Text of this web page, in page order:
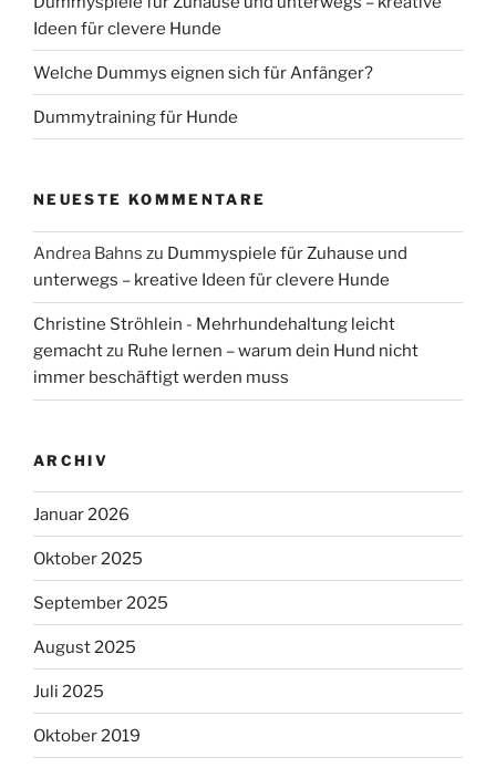
Ideen für clevere Hunde
Welche Dummys eignen sich für Anfänger?
Dummytraining für Hunde
NEUESTE KOMMENTARE
Andrea Bahns zu Dummyspiele für Zuhause und
unterwegs – kreative Ideen für clevere Hunde
Christine Ströhlein - Mehrhundehaltung leicht
gemachtzu Ruhe lernen – warum dein Hund nicht
immer beschäftigt werden muss
ARCHIV
Januar 2026
Oktober 2025
September 2025
August 2025
Juli 2025
Oktober 2019